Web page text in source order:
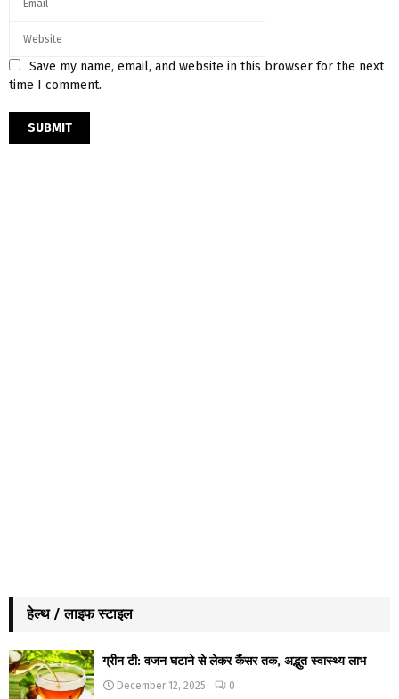
Save my name, email, and website in this browser for the next
time I comment.
हेल्थ / लाइफ स्टाइल
ग्रीन टी: वजन घटाने से लेकर कैंसर तक, अद्भुत स्वास्थ्य लाभ
December 12, 2025 0